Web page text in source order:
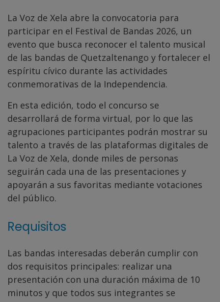
La Voz de Xela abre la convocatoria para
participar en el Festival de Bandas 2026, un
evento que busca reconocer el talento musical
de las bandas de Quetzaltenango y fortalecer el
espíritu cívico durante las actividades
conmemorativas de la Independencia.
En esta edición, todo el concurso se
desarrollará de forma virtual, por lo que las
agrupaciones participantes podrán mostrar su
talento a través de las plataformas digitales de
La Voz de Xela, donde miles de personas
seguirán cada una de las presentaciones y
apoyarán a sus favoritas mediante votaciones
del público.
Requisitos
Las bandas interesadas deberán cumplir con
dos requisitos principales: realizar una
presentación con una duración máxima de 10
minutos y que todos sus integrantes se